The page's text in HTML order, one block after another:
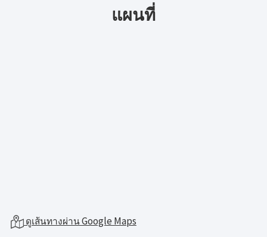
แผนที่
ดูเส้นทางผ่าน Google Maps